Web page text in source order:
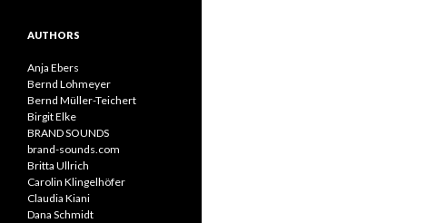
AUTHORS
Anja Ebers
Bernd Lohmeyer
Bernd Müller-Teichert
Birgit Elke
BRAND SOUNDS
brand-sounds.com
Britta Ullrich
Carolin Klingelhöfer
Claudia Kiani
Dana Schmidt